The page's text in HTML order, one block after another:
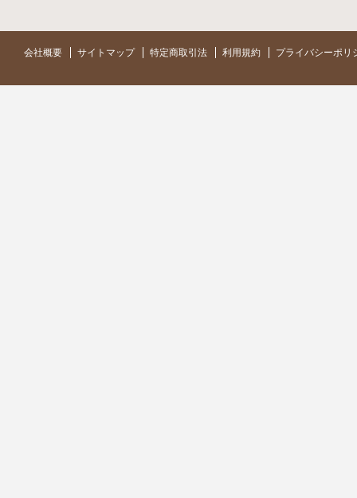
会社概要 サイトマップ 特定商取引法 利用規約 プライバシーポリ